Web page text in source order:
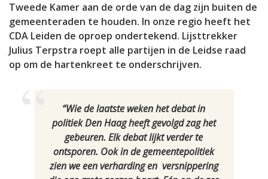
Tweede Kamer aan de orde van de dag zijn buiten de
gemeenteraden te houden. In onze regio heeft het
CDA Leiden de oproep ondertekend. Lijsttrekker
Julius Terpstra roept alle partijen in de Leidse raad
op om de hartenkreet te onderschrijven.
“Wie de laatste weken het debat in
politiek Den Haag heeft gevolgd zag het
gebeuren. Elk debat lijkt verder te
ontsporen. Ook in de gemeentepolitiek
zien we een verharding en versnippering